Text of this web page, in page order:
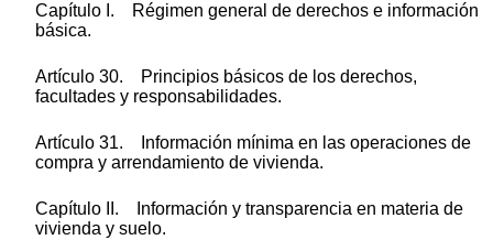
Capítulo I. Régimen general de derechos e información
básica.
Artículo 30. Principios básicos de los derechos,
facultades y responsabilidades.
Artículo 31. Información mínima en las operaciones de
compra y arrendamiento de vivienda.
Capítulo II. Información y transparencia en materia de
vivienda y suelo.